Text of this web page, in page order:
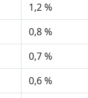
1,2 %
0,8 %
0,7 %
0,6 %